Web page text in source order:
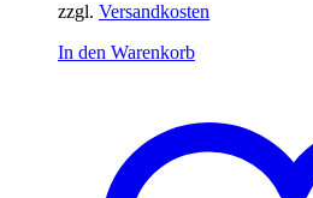
zzgl. Versandkosten
In den Warenkorb